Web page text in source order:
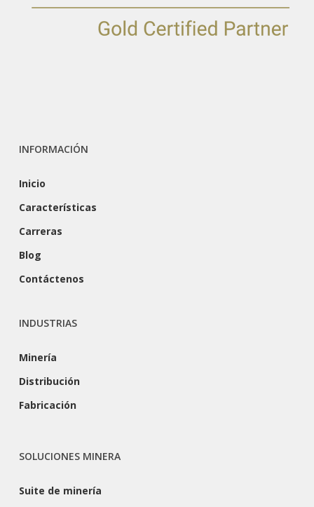
INFORMACIÓN
Inicio
Características
Carreras
Blog
Contáctenos
INDUSTRIAS
Minería
Distribución
Fabricación
SOLUCIONES MINERA
Suite de minería